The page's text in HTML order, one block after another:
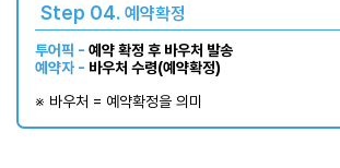
Step 04. 예약확정
투어픽 - 예약 확정 후 바우처 발송
예약자 - 바우처 수령(예약확정)
※ 바우처 = 예약확정을 의미